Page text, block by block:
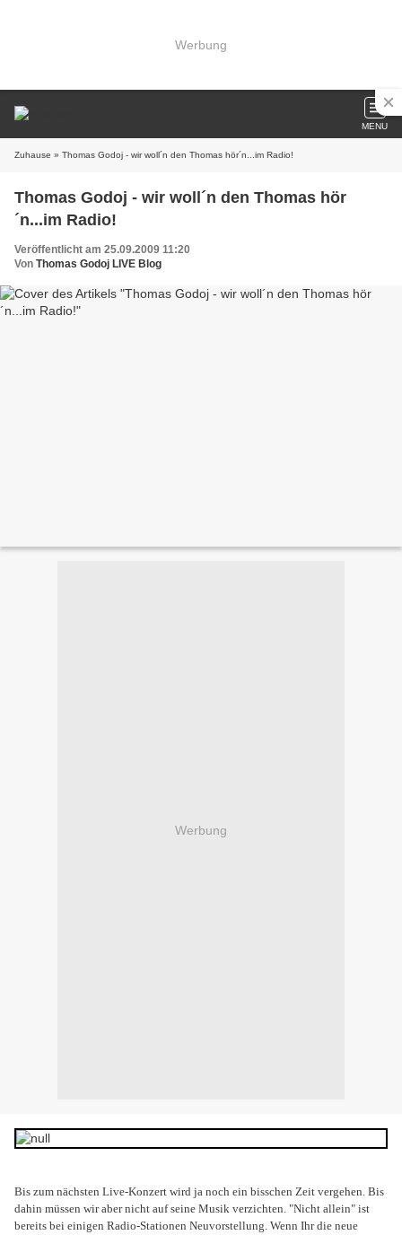
Werbung
MENU
Zuhause » Thomas Godoj - wir woll´n den Thomas hör´n...im Radio!
Thomas Godoj - wir woll´n den Thomas hör
´n...im Radio!
Veröffentlicht am 25.09.2009 11:20
Von Thomas Godoj LIVE Blog
Werbung
Bis zum nächsten Live-Konzert wird ja noch ein bisschen Zeit vergehen. Bis
dahin müssen wir aber nicht auf seine Musik verzichten. "Nicht allein" ist
bereits bei einigen Radio-Stationen Neuvorstellung. Wenn Ihr die neue